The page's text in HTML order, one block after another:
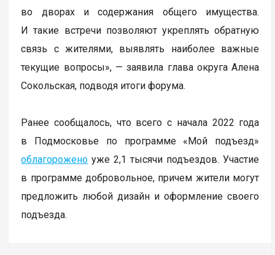
во дворах и содержания общего имущества.
И такие встречи позволяют укреплять обратную
связь с жителями, выявлять наиболее важные
текущие вопросы», — заявила глава округа Алена
Сокольская, подводя итоги форума.
Ранее сообщалось, что всего с начала 2022 года
в Подмосковье по программе «Мой подъезд»
облагорожено уже 2,1 тысячи подъездов. Участие
в программе добровольное, причем жители могут
предложить любой дизайн и оформление своего
подъезда.